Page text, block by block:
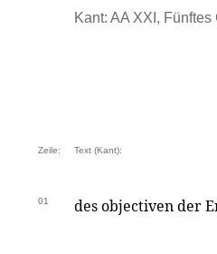
Kant: AA XXI, Fünftes
Zeile: Text (Kant):
01 des objectiven der